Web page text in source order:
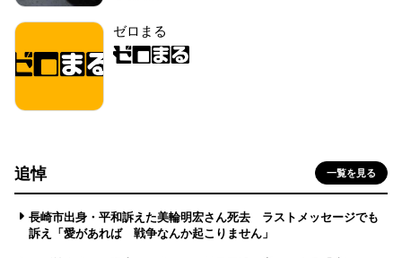
ゼロまる
追悼 一覧を見る
長崎市出身・平和訴えた美輪明宏さん死去 ラストメッセージでも
訴え「愛があれば 戦争なんか起こりません」